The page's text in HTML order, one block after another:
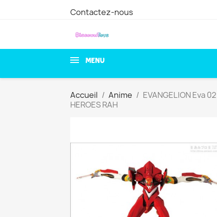
Contactez-nous
MENU
Accueil Anime
EVANGELION Eva
HEROES RAH